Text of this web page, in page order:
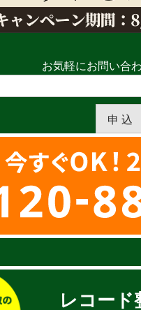
お気軽にお問い合
申 込
レコード